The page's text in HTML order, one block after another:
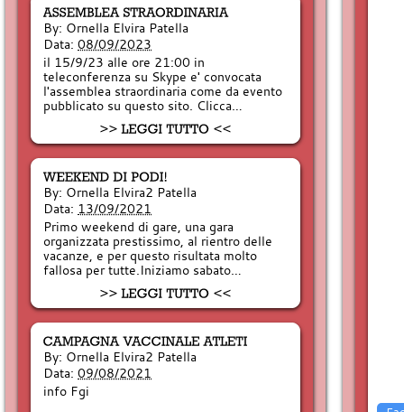
By: Ornella Elvira Patella
Data: 08/09/2023
il 15/9/23 alle ore 21:00 in
teleconferenza su Skype e' convocata
l'assemblea straordinaria come da evento
pubblicato su questo sito. Clicca…
By: Ornella Elvira2 Patella
Data: 13/09/2021
Primo weekend di gare, una gara
organizzata prestissimo, al rientro delle
vacanze, e per questo risultata molto
fallosa per tutte.Iniziamo sabato…
By: Ornella Elvira2 Patella
Data: 09/08/2021
info Fgi